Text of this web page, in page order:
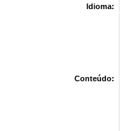
Idioma:
Conteúdo: